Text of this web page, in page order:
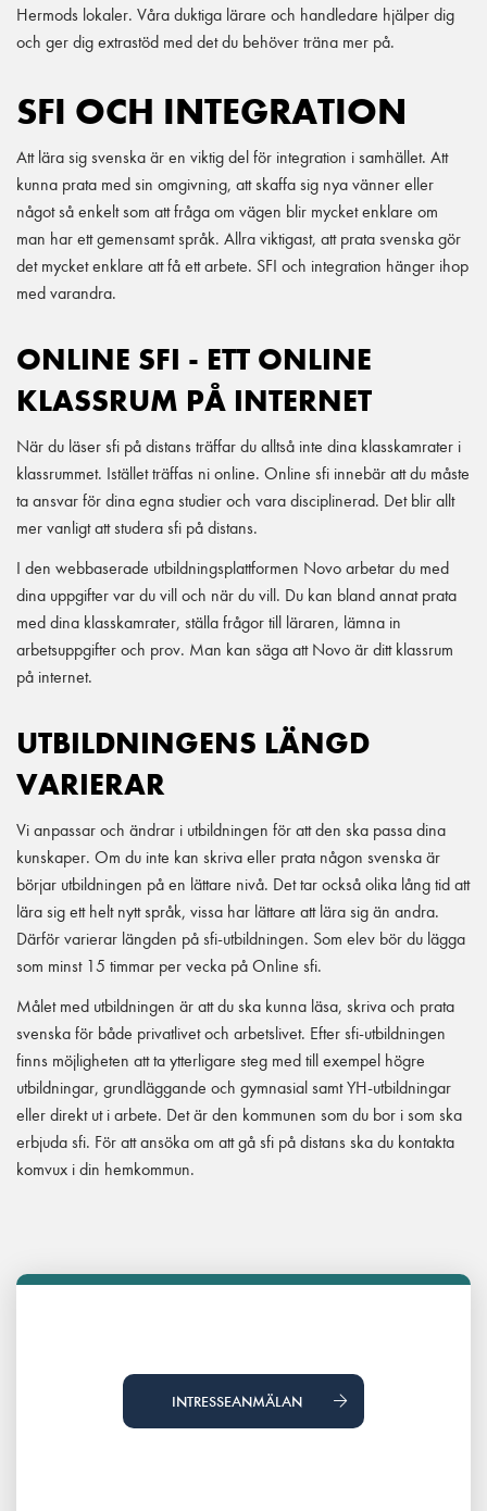
Hermods lokaler. Våra duktiga lärare och handledare hjälper dig
och ger dig extrastöd med det du behöver träna mer på.
SFI OCH INTEGRATION
Att lära sig svenska är en viktig del för integration i samhället. Att
kunna prata med sin omgivning, att skaffa sig nya vänner eller
något så enkelt som att fråga om vägen blir mycket enklare om
man har ett gemensamt språk. Allra viktigast, att prata svenska gör
det mycket enklare att få ett arbete. SFI och integration hänger ihop
med varandra.
ONLINE SFI - ETT ONLINE
KLASSRUM PÅ INTERNET
När du läser sfi på distans träffar du alltså inte dina klasskamrater i
klassrummet. Istället träffas ni online. Online sfi innebär att du måste
ta ansvar för dina egna studier och vara disciplinerad. Det blir allt
mer vanligt att studera sfi på distans.
I den webbaserade utbildningsplattformen Novo arbetar du med
dina uppgifter var du vill och när du vill. Du kan bland annat prata
med dina klasskamrater, ställa frågor till läraren, lämna in
arbetsuppgifter och prov. Man kan säga att Novo är ditt klassrum
på internet.
UTBILDNINGENS LÄNGD
VARIERAR
Vi anpassar och ändrar i utbildningen för att den ska passa dina
kunskaper. Om du inte kan skriva eller prata någon svenska är
börjar utbildningen på en lättare nivå. Det tar också olika lång tid att
lära sig ett helt nytt språk, vissa har lättare att lära sig än andra.
Därför varierar längden på sfi-utbildningen. Som elev bör du lägga
som minst 15 timmar per vecka på Online sfi.
Målet med utbildningen är att du ska kunna läsa, skriva och prata
svenska för både privatlivet och arbetslivet. Efter sfi-utbildningen
finns möjligheten att ta ytterligare steg med till exempel högre
utbildningar, grundläggande och gymnasial samt YH-utbildningar
eller direkt ut i arbete. Det är den kommunen som du bor i som ska
erbjuda sfi. För att ansöka om att gå sfi på distans ska du kontakta
komvux i din hemkommun.
INTRESSEANMÄLAN